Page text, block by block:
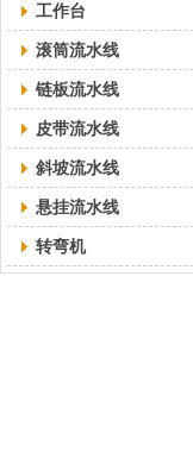
工作台
滚筒流水线
链板流水线
皮带流水线
斜坡流水线
悬挂流水线
转弯机